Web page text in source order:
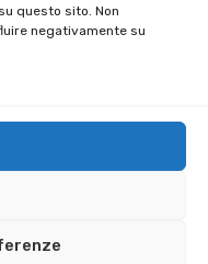
questo sito. Non
negativamente su
in 30 Giorni
all rights
ogni amico